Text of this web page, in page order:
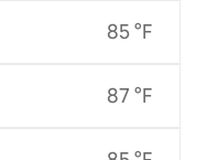
85 °F
87 °F